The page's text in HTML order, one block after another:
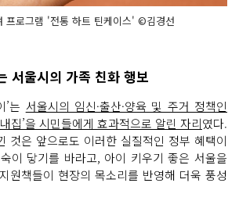
프로그램 '전통 하트 틴케이스' ©김경선
서울시의 가족 친화 행보
’는 서울시의 임신·출산·양육 및 주거 정책인
집’을 시민들에게 효과적으로 알린 자리였다.
것은 앞으로도 이러한 실질적인 정부 혜택이
이 닿기를 바라고, 아이 키우기 좋은 서울을
원책들이 현장의 목소리를 반영해 더욱 풍성